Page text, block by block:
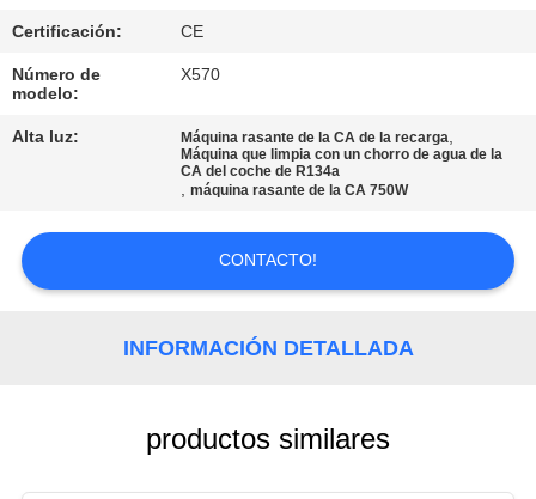
EN
CONTACTO
PIDA
UNA
Certificación: CE
Número de
modelo:
X570
Alta luz: Máquina rasante de la CA de la recarga,
Máquina que limpia con un chorro de agua de la
CA del coche de R134a
,máquina rasante de la CA 750W
CONTACTO!
INFORMACIÓN DETALLADA
productos similares